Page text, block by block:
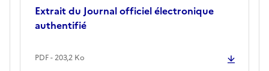
Extrait du Journal officiel électronique
authentifié
PDF - 203,2 Ko